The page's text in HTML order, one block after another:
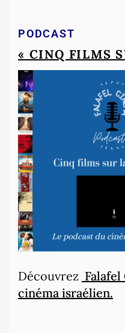
PODCAST
« CINQ FILMS
Découvrez
cinéma israélien.